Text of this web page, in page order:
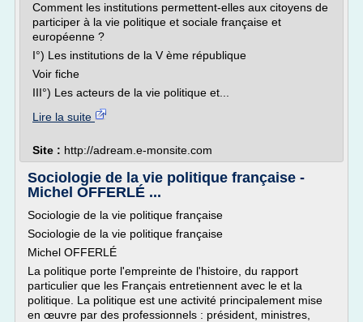
Comment les institutions permettent-elles aux citoyens de
participer à la vie politique et sociale française et
européenne ?
I°) Les institutions de la V ème république
Voir fiche
III°) Les acteurs de la vie politique et...
Lire la suite
Site : http://adream.e-monsite.com
Sociologie de la vie politique française -
Michel OFFERLÉ ...
Sociologie de la vie politique française
Sociologie de la vie politique française
Michel OFFERLÉ
La politique porte l'empreinte de l'histoire, du rapport
particulier que les Français entretiennent avec le et la
politique. La politique est une activité principalement mise
en œuvre par des professionnels : président, ministres,